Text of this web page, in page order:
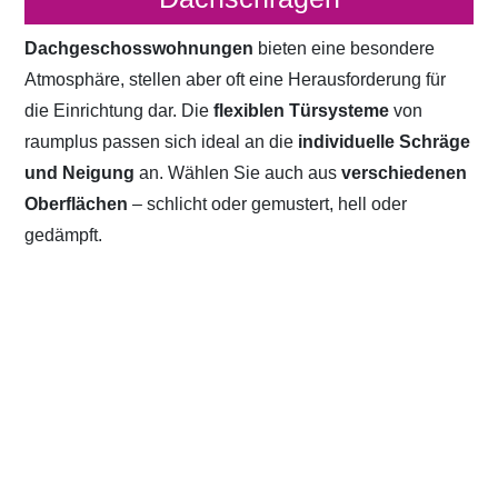
Dachgeschosswohnungen bieten eine besondere
Atmosphäre, stellen aber oft eine Herausforderung für
die Einrichtung dar. Dieflexiblen Türsystemevon
raumplus passen sich ideal an die individuelle Schräge
und Neigung an. Wählen Sie auch ausverschiedenen
Oberflächen – schlicht oder gemustert, hell oder
gedämpft.